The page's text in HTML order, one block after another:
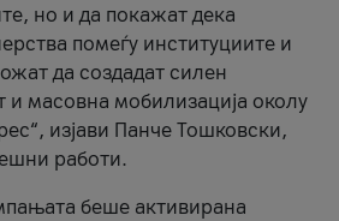
но и да покажат дека
помеѓу институциите и
да создадат силен
и масовна мобилизација околу
изјави Панче Тошковски,
работи.
беше активирана